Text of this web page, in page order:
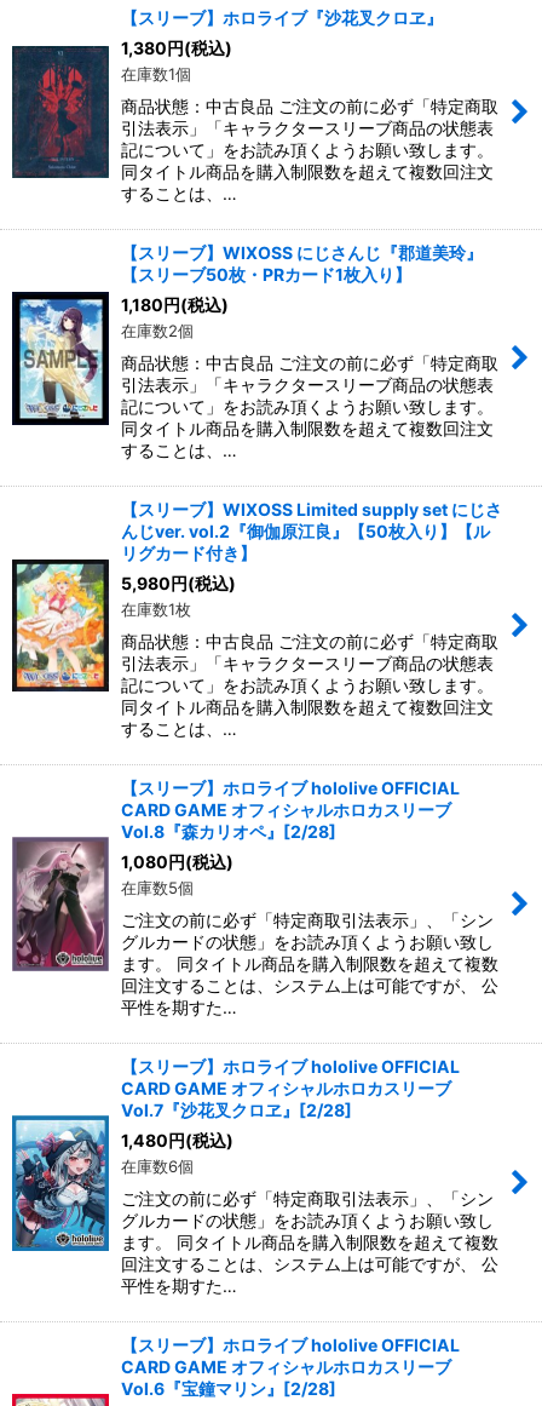
【スリーブ】ホロライブ『沙花叉クロヱ』
1,380円(税込)
在庫数1個
商品状態：中古良品 ご注文の前に必ず「特定商取
引法表示」「キャラクタースリーブ商品の状態表
記について」をお読み頂くようお願い致します。
同タイトル商品を購入制限数を超えて複数回注文
することは、…
【スリーブ】WIXOSS にじさんじ『郡道美玲』
【スリーブ50枚・PRカード1枚入り】
1,180円(税込)
在庫数2個
商品状態：中古良品 ご注文の前に必ず「特定商取
引法表示」「キャラクタースリーブ商品の状態表
記について」をお読み頂くようお願い致します。
同タイトル商品を購入制限数を超えて複数回注文
することは、…
【スリーブ】WIXOSS Limited supply set にじさ
んじver. vol.2『御伽原江良』【50枚入り】【ル
リグカード付き】
5,980円(税込)
在庫数1枚
商品状態：中古良品 ご注文の前に必ず「特定商取
引法表示」「キャラクタースリーブ商品の状態表
記について」をお読み頂くようお願い致します。
同タイトル商品を購入制限数を超えて複数回注文
することは、…
【スリーブ】ホロライブ hololive OFFICIAL
CARD GAME オフィシャルホロカスリーブ
Vol.8『森カリオペ』[2/28]
1,080円(税込)
在庫数5個
ご注文の前に必ず「特定商取引法表示」、「シン
グルカードの状態」をお読み頂くようお願い致し
ます。 同タイトル商品を購入制限数を超えて複数
回注文することは、システム上は可能ですが、 公
平性を期すた…
【スリーブ】ホロライブ hololive OFFICIAL
CARD GAME オフィシャルホロカスリーブ
Vol.7『沙花叉クロヱ』[2/28]
1,480円(税込)
在庫数6個
ご注文の前に必ず「特定商取引法表示」、「シン
グルカードの状態」をお読み頂くようお願い致し
ます。 同タイトル商品を購入制限数を超えて複数
回注文することは、システム上は可能ですが、 公
平性を期すた…
【スリーブ】ホロライブ hololive OFFICIAL
CARD GAME オフィシャルホロカスリーブ
Vol.6『宝鐘マリン』[2/28]